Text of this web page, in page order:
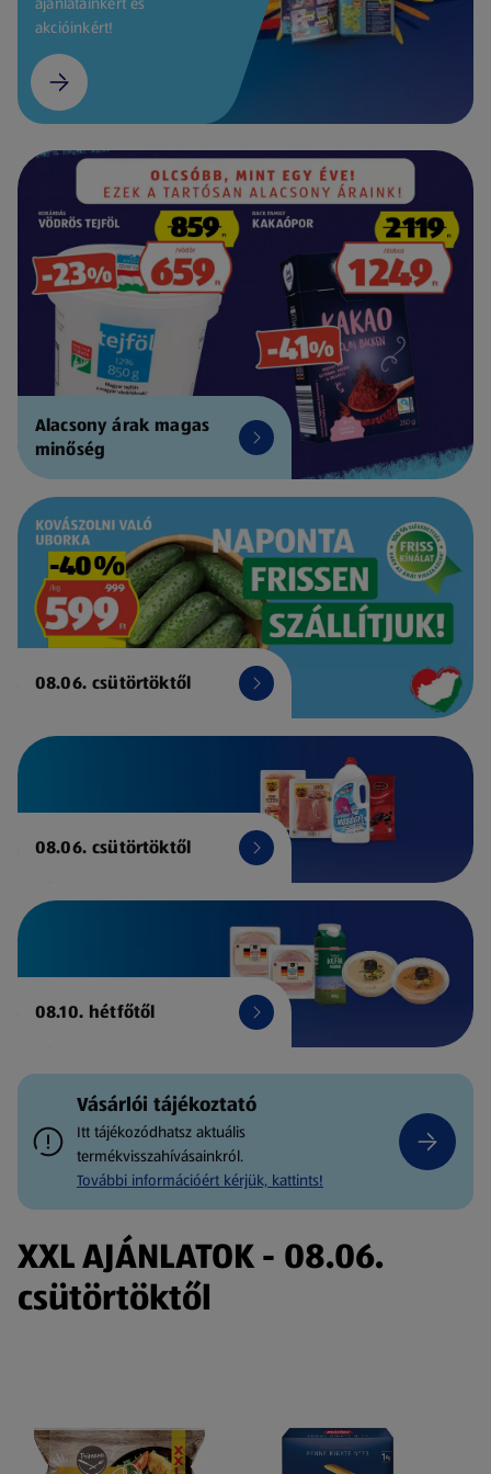
akcióinkért!
Alacsony árak magas
minőség
08.06. csütörtöktől
08.06. csütörtöktől
08.10. hétfőtől
Vásárlói tájékoztató
Itt tájékozódhatsz aktuális
termékvisszahívásainkról.
További információért kérjük, kattints!
XXL AJÁNLATOK - 08.06.
csütörtöktől